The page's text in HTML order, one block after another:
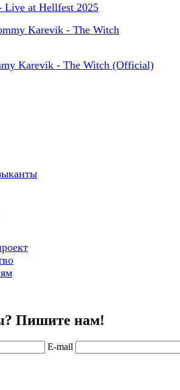
Live at Hellfest 2025
Karevik - The Witch (Official)
Пишите нам!
E-mail